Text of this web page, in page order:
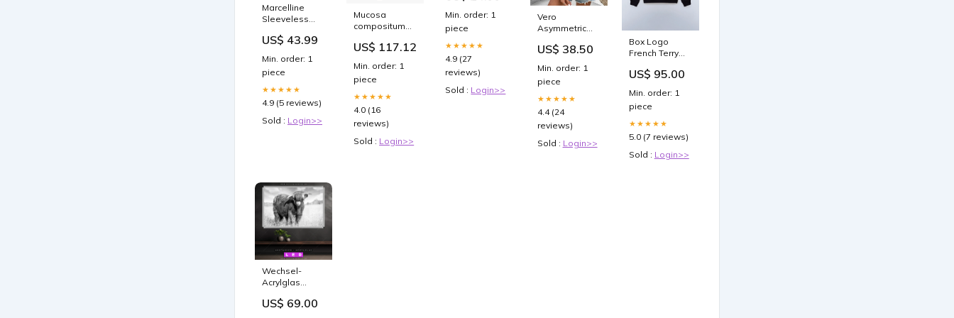
Marcelline
Sleeveless
Women Soft
Fabric
Versatile All
Occasions
Übergrößen
Mode
US$ 43.99
Min. order: 1
piece
★★★★★
4.9 (5 reviews)
Sold : Login>>
Mucosa
compositum
St. Ampullen
Marke_Lactisol
US$ 117.12
Min. order: 1
piece
★★★★★
4.0 (16
reviews)
Sold : Login>>
Min. order: 1
piece
★★★★★
4.9 (27
reviews)
Sold : Login>>
Vero
Asymmetric
Ladies T Shirt
With Open
Shoulders And
Twisted Hem
Soft Cotton
Blend For
Everyday
Comfort
Waist:S
US$ 38.50
Min. order: 1
piece
★★★★★
4.4 (24
reviews)
Sold : Login>>
Box Logo
French Terry
US$ 95.00
Min. order: 1
piece
★★★★★
5.0 (7 reviews)
Sold : Login>>
Wechsel-
Acrylglas
DIA |
US$ 69.00